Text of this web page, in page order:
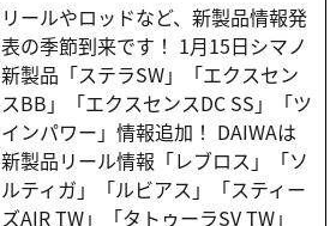
リールやロッドなど、新製品情報発
表の季節到来です！ 1月15日シマノ
新製品「ステラSW」「エクスセン
スBB」「エクスセンスDC SS」「ツ
インパワー」情報追加！ DAIWAは
新製品リール情報「レブロス」「ソ
ルティガ」「ルビアス」「スティー
ズAIR TW」「タトゥーラSV TW」